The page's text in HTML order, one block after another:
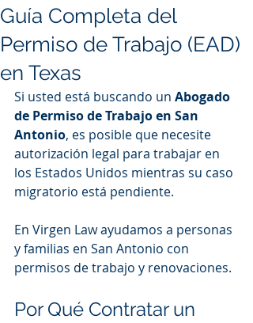
Guía Completa del
Permiso de Trabajo (EAD)
en Texas
Si usted está buscando un Abogado
de Permiso de Trabajo en San
Antonio, es posible que necesite
autorización legal para trabajar en
los Estados Unidos mientras su caso
migratorio está pendiente.
En Virgen Law ayudamos a personas
y familias en San Antonio con
permisos de trabajo y renovaciones.
Por Qué Contratar un